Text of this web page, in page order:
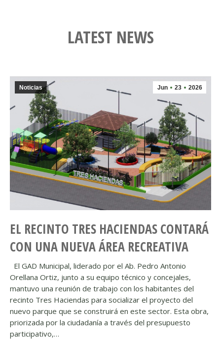
LATEST NEWS
Jun 23 2026
Noticias
EL RECINTO TRES HACIENDAS CONTARÁ
CON UNA NUEVA ÁREA RECREATIVA
El GAD Municipal, liderado por el Ab. Pedro Antonio
Orellana Ortiz, junto a su equipo técnico y concejales,
mantuvo una reunión de trabajo con los habitantes del
recinto Tres Haciendas para socializar el proyecto del
nuevo parque que se construirá en este sector. Esta obra,
priorizada por la ciudadanía a través del presupuesto
participativo,…